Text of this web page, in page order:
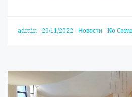
admin - 20/11/2022 - Новости - No